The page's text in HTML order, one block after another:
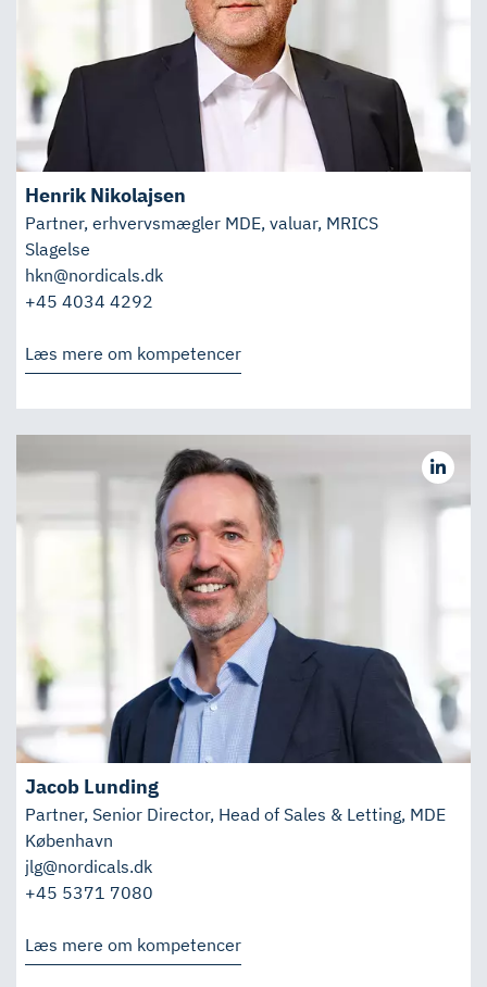
Henrik Nikolajsen
Partner, erhvervsmægler MDE, valuar, MRICS
Slagelse
hkn@nordicals.dk
+45 4034 4292
Læs mere om kompetencer
Jacob Lunding
Partner, Senior Director, Head of Sales & Letting, MDE
København
jlg@nordicals.dk
+45 5371 7080
Læs mere om kompetencer